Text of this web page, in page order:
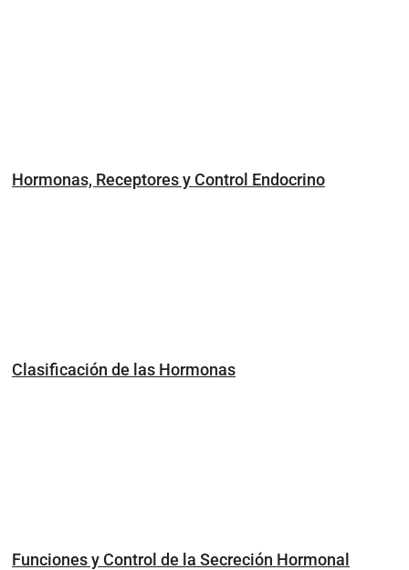
Hormonas, Receptores y Control Endocrino
Clasificación de las Hormonas
Funciones y Control de la Secreción Hormonal